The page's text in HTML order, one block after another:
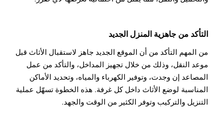
التأكد من جاهزية المنزل الجديد
من المهم التأكد من أن الموقع الجديد جاهز لاستقبال الأثاث قبل
موعد النقل، وذلك من خلال تجهيز المداخل، والتأكد من عمل
المصاعد إن وجدت، وتوفير الكهرباء والمياه، وتحديد الأماكن
المناسبة لوضع الأثاث داخل كل غرفة. هذه الخطوة تسهّل عملية
التنزيل والتركيب وتوفر الكثير من الوقت والجهد.